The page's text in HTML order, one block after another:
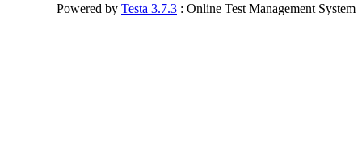
Powered by Testa 3.7.3 : Online Test Management System